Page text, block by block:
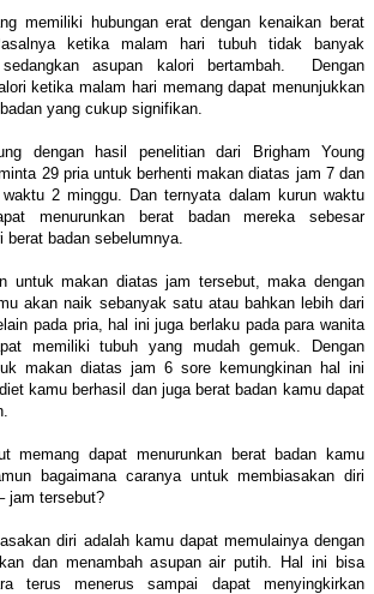
memiliki hubungan erat dengan kenaikan berat
ketika malam hari tubuh tidak banyak
asupan kalori bertambah. Dengan
ketika malam hari memang dapat menunjukkan
yang cukup signifikan.
dengan hasil penelitian dari Brigham Young
29 pria untuk berhenti makan diatas jam 7 dan
2 minggu. Dan ternyata dalam kurun waktu
menurunkan berat badan mereka sebesar
badan sebelumnya.
untuk makan diatas jam tersebut, maka dengan
akan naik sebanyak satu atau bahkan lebih dari
pada pria, hal ini juga berlaku pada para wanita
memiliki tubuh yang mudah gemuk. Dengan
makan diatas jam 6 sore kemungkinan hal ini
kamu berhasil dan juga berat badan kamu dapat
memang dapat menurunkan berat badan kamu
bagaimana caranya untuk membiasakan diri
jam tersebut?
diri adalah kamu dapat memulainya dengan
dan menambah asupan air putih. Hal ini bisa
terus menerus sampai dapat menyingkirkan